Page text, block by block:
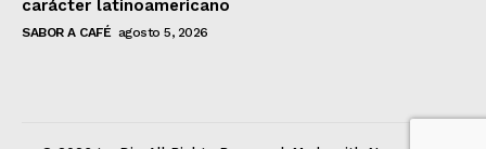
carácter latinoamericano
SABOR A CAFÉ agosto 5, 2026